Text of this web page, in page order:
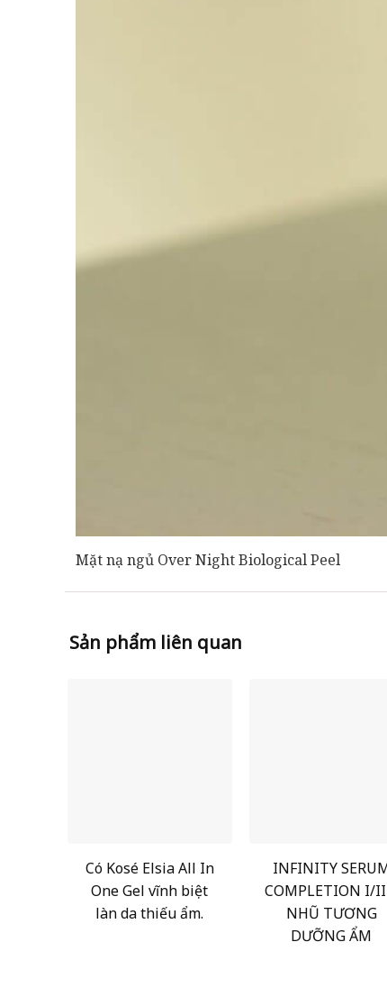
Mặt nạ ngủ Over Night Biological Peel
Sản phẩm liên quan
Có Kosé Elsia All In
One Gel vĩnh biệt
làn da thiếu ẩm.
INFINITY
COMPLETION I/
NHŨ TƯƠNG
DƯỠNG ẨM